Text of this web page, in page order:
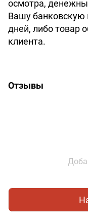
осмотра,
Вашу банковскую
дней, либо товар
клиента.
Отзывы